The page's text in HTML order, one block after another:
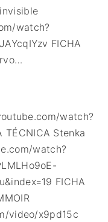
watch?
FICHA
…
watch?
TÉCNICA Stenka
watch?
FICHA
video/x9pd15c